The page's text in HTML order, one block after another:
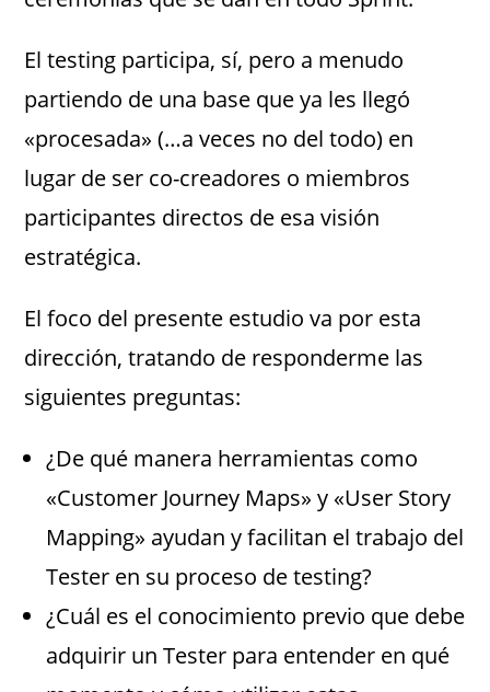
El testing participa, sí, pero a menudo
partiendo de una base que ya les llegó
«procesada» (…a veces no del todo) en
lugar de ser co-creadores o miembros
participantes directos de esa visión
estratégica.
El foco del presente estudio va por esta
dirección, tratando de responderme las
siguientes preguntas:
¿De qué manera herramientas como
«Customer Journey Maps» y «User Story
Mapping» ayudan y facilitan el trabajo del
Tester en su proceso de testing?
¿Cuál es el conocimiento previo que debe
adquirir un Tester para entender en qué